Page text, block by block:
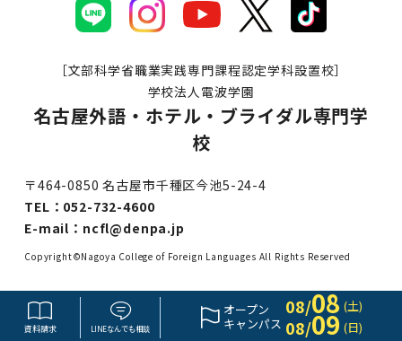
資料請求 LINEなんでも相談
オープン
キャンパス
08/08 (土)
08/09 (日)
［文部科学省職業実践専門課程認定学科設置校］
学校法人電波学園
名古屋外語・ホテル・ブライダル専門学
校
〒464-0850 名古屋市千種区今池5-24-4
TEL： 052-732-4600
E-mail： ncfl@denpa.jp
Copyright©Nagoya College of Foreign Languages All Rights Reserved